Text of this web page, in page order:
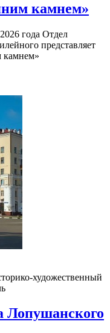
камнем»
года Отдел
представляет
камнем»
художественный
Лопушанского